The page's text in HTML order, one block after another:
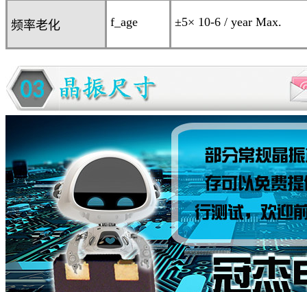
频率老化 f_age ±5× 10-6 / year Max.